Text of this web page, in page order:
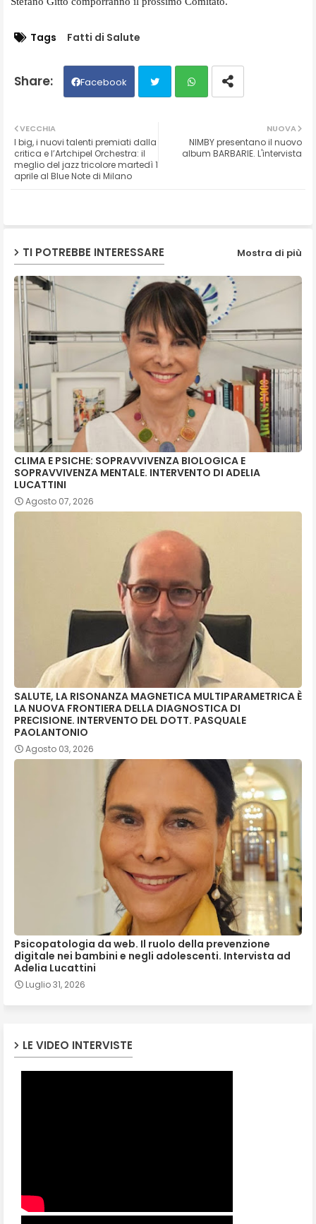
Tags Fatti di Salute
Facebook
ter ats
NUOVA
NIMBY presentano il nuovo
album BARBARIE. L'intervista
VECCHIA
I big, i nuovi talenti premiati dalla
critica e l’Artchipel Orchestra: il
meglio del jazz tricolore martedì 1
aprile al Blue Note di Milano
TI POTREBBE INTERESSARE Mostra di più
CLIMA E PSICHE: SOPRAVVIVENZA BIOLOGICA E
SOPRAVVIVENZA MENTALE. INTERVENTO DI ADELIA
LUCATTINI
Agosto 07, 2026
SALUTE, LA RISONANZA MAGNETICA MULTIPARAMETRICA È
LA NUOVA FRONTIERA DELLA DIAGNOSTICA DI
PRECISIONE. INTERVENTO DEL DOTT. PASQUALE
PAOLANTONIO
Agosto 03, 2026
Psicopatologia da web. Il ruolo della prevenzione
digitale nei bambini e negli adolescenti. Intervista ad
Adelia Lucattini
Luglio 31, 2026
LE VIDEO INTERVISTE